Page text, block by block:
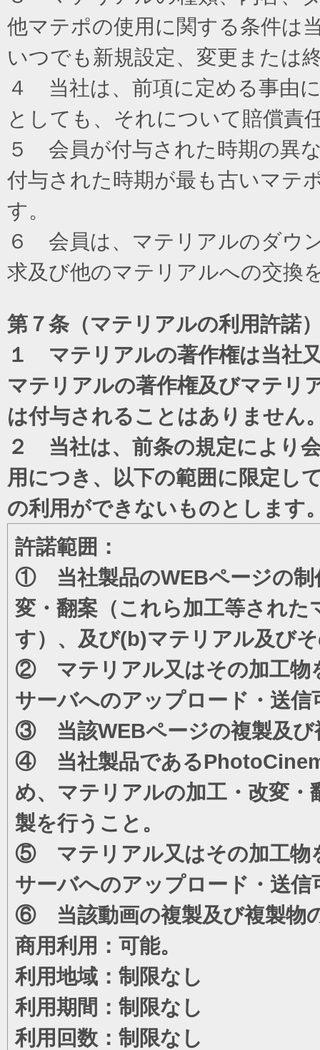
他マテポの使用に関する条件は
いつでも新規設定、変更または
４ 当社は、前項に定める事由
としても、それについて賠償責
５ 会員が付与された時期の異
付与された時期が最も古いマテ
す。
６ 会員は、マテリアルのダウ
求及び他のマテリアルへの交換
第７条（マテリアルの利用許諾
１ マテリアルの著作権は当社
マテリアルの著作権及びマテリ
は付与されることはありません
２ 当社は、前条の規定により
用につき、以下の範囲に限定し
の利用ができないものとします
許諾範囲：
① 当社製品のWEBページの制
変・翻案（これら加工等され
す）、及び(b)マテリアル及び
② マテリアル又はその加工物
サーバへのアップロード・送信
③ 当該WEBページの複製及び
④ 当社製品である
め、マテリアルの加工・改変
製を行うこと。
⑤ マテリアル又はその加工物
サーバへのアップロード・送信
⑥ 当該動画の複製及び複製物
商用利用：可能。
利用地域：制限なし
利用期間：制限なし
利用回数：制限なし